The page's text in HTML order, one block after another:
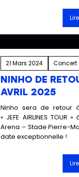
21 Mars 2024 Concert
NINHO DE
AVRIL 2025
Ninho sera de retour
« JEFE AIRLINES TOUR
Arena – Stade Pierre-
date exceptionnelle !